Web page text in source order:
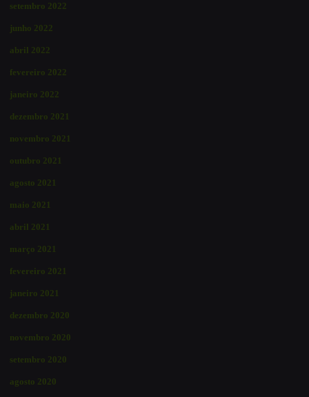
setembro 2022
junho 2022
abril 2022
fevereiro 2022
janeiro 2022
dezembro 2021
novembro 2021
outubro 2021
agosto 2021
maio 2021
abril 2021
março 2021
fevereiro 2021
janeiro 2021
dezembro 2020
novembro 2020
setembro 2020
agosto 2020